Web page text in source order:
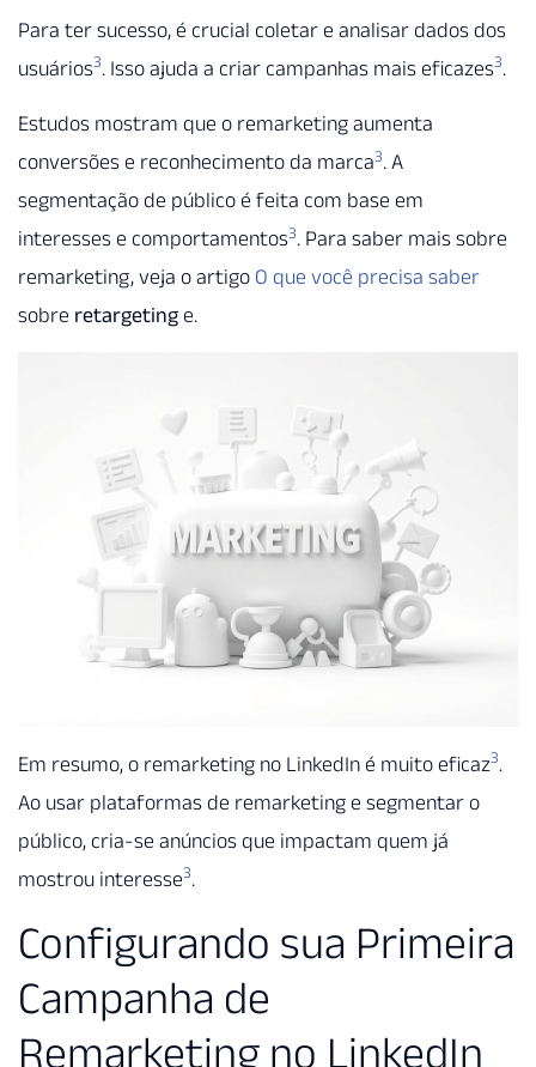
Para ter sucesso, é crucial coletar e analisar dados dos
usuários3. Isso ajuda a criar campanhas mais eficazes3.
Estudos mostram que o remarketing aumenta
conversões e reconhecimento da marca3. A
segmentação de público é feita com base em
interesses e comportamentos3. Para saber mais sobre
remarketing, veja o artigo O que você precisa saber
sobre retargetinge.
Em resumo, o remarketing no LinkedIn é muito eficaz3.
Ao usar plataformas de remarketing e segmentar o
público, cria-se anúncios que impactam quem já
mostrou interesse3.
Configurando sua Primeira
Campanha de
Remarketing no LinkedIn